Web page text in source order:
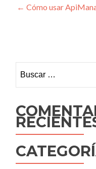
← Cómo usar